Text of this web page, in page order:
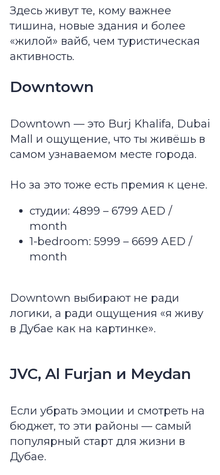
Здесь живут те, кому важнее
тишина, новые здания и более
«жилой» вайб, чем туристическая
активность.
Downtown
Downtown — это Burj Khalifa, Dubai
Mall и ощущение, что ты живёшь в
самом узнаваемом месте города.
Но за это тоже есть премия к цене.
студии: 4899 – 6799 AED /
month
1-bedroom: 5999 – 6699 AED /
month
Downtown выбирают не ради
логики, а ради ощущения «я живу
в Дубае как на картинке».
JVC, Al Furjan и Meydan
Если убрать эмоции и смотреть на
бюджет, то эти районы — самый
популярный старт для жизни в
Дубае.